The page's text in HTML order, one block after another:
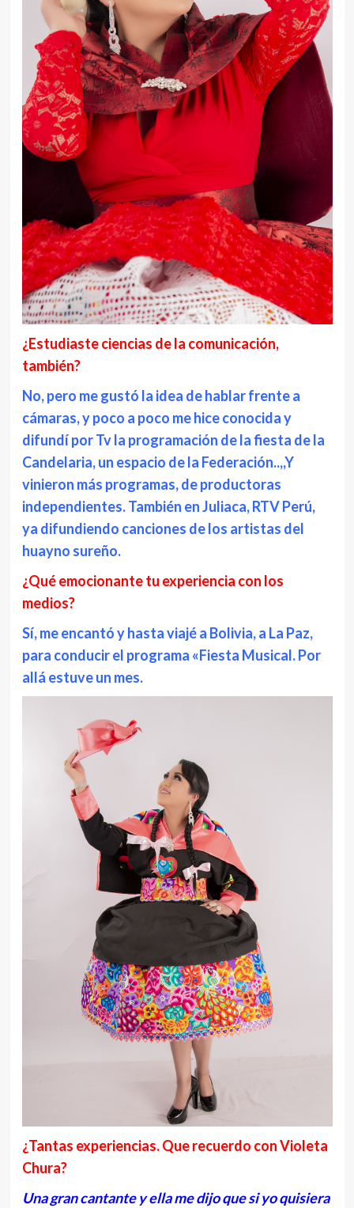
¿Estudiaste ciencias de la comunicación,
también?
No, pero me gustó la idea de hablar frente a
cámaras, y poco a poco me hice conocida y
difundí por Tv la programación de la fiesta de la
Candelaria, un espacio de la Federación..,,Y
vinieron más programas, de productoras
independientes. También en Juliaca, RTV Perú,
ya difundiendo canciones de los artistas del
huayno sureño.
¿Qué emocionante tu experiencia con los
medios?
Sí, me encantó y hasta viajé a Bolivia, a La Paz,
para conducir el programa «Fiesta Musical. Por
allá estuve un mes.
¿Tantas experiencias. Que recuerdo con Violeta
Chura?
Una gran cantante y ella me dijo que si yo quisiera